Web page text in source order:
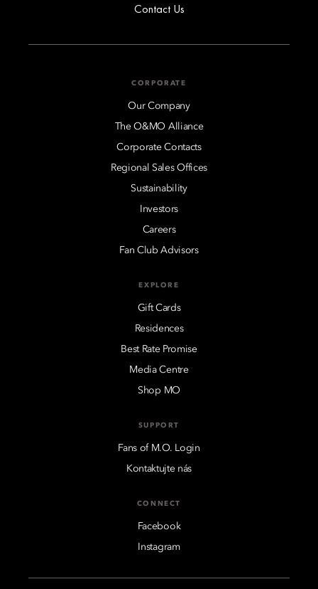
Contact Us
CORPORATE
Our Company
The O&MO Alliance
Corporate Contacts
Regional Sales Offices
Sustainability
Investors
Careers
Fan Club Advisors
EXPLORE
Gift Cards
Residences
Best Rate Promise
Media Centre
Shop MO
SUPPORT
Fans of M.O. Login
Kontaktujte nás
CONNECT
Facebook
Instagram